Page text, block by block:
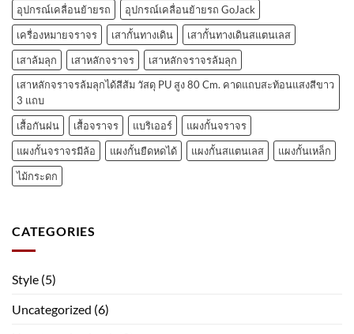
อุปกรณ์เคลื่อนย้ายรถ
อุปกรณ์เคลื่อนย้ายรถ GoJack
เครื่องหมายจราจร
เสากั้นทางเดิน
เสากั้นทางเดินสแตนเลส
เสาล้มลุก
เสาหลักจราจร
เสาหลักจราจรล้มลุก
เสาหลักจราจรล้มลุกได้สีส้ม วัสดุ PU สูง 80 Cm. คาดแถบสะท้อนแสงสีขาว
3 แถบ
เสื้อกันฝน
เสื้อจราจร แบริเออร์
แผงกั้นจราจร
แผงกั้นจราจรมีล้อ
แผงกั้นยืดหดได้ แผงกั้นสแตนเลส
แผงกั้นเหล็ก
ไม้กระดก
CATEGORIES
Style (5)
Uncategorized (6)